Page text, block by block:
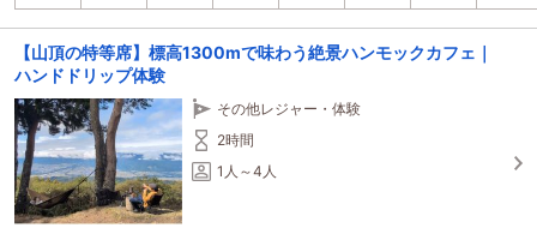
【山頂の特等席】標高1300mで味わう絶景ハンモックカフェ｜
ハンドドリップ体験
その他レジャー・体験
2時間
1人～4人